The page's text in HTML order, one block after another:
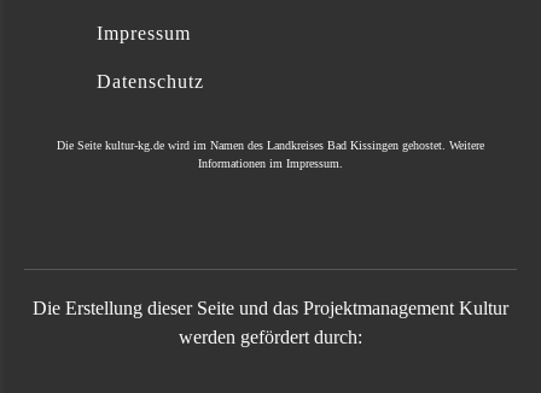
Impressum
Datenschutz
Die Seite kultur-kg.de wird im Namen des Landkreises Bad Kissingen gehostet. Weitere
Informationen im Impressum
Die Erstellung dieser Seite und das Projektmanagement Kultur
werden gefördert durch: